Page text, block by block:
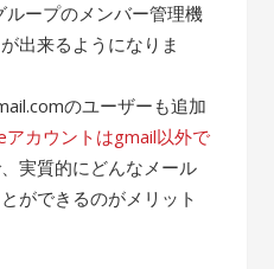
ループのメンバー管理機
出来るようになりま
のユーザーも追加
アカウントはgmail以外で
実質的にどんなメール
ができるのがメリット